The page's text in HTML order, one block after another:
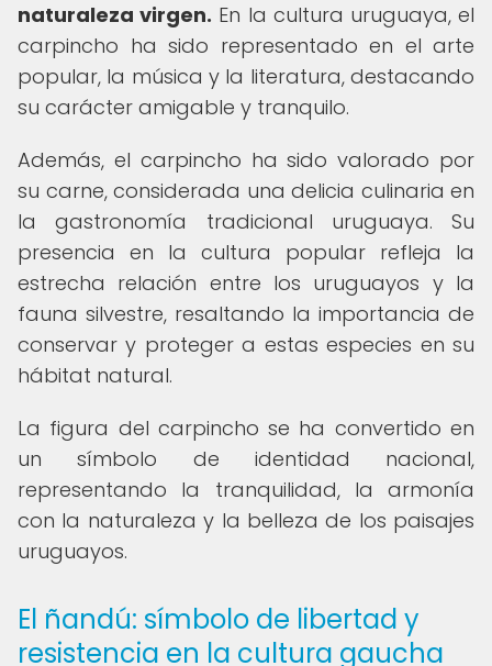
naturaleza virgen. En la cultura uruguaya, el
carpincho ha sido representado en el arte
popular, la música y la literatura, destacando
su carácter amigable y tranquilo.
Además, el carpincho ha sido valorado por
su carne, considerada una delicia culinaria en
la gastronomía tradicional uruguaya. Su
presencia en la cultura popular refleja la
estrecha relación entre los uruguayos y la
fauna silvestre, resaltando la importancia de
conservar y proteger a estas especies en su
hábitat natural.
La figura del carpincho se ha convertido en
un símbolo de identidad nacional,
representando la tranquilidad, la armonía
con la naturaleza y la belleza de los paisajes
uruguayos.
El ñandú: símbolo de libertad y
resistencia en la cultura gaucha